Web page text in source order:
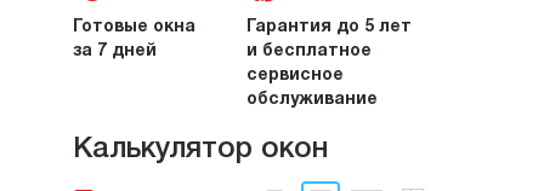
Готовые окна
за 7 дней
Гарантия до 5 лет
и бесплатное
сервисное
обслуживание
Калькулятор окон